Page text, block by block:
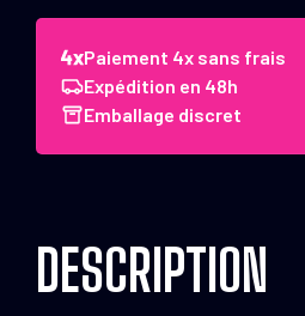
Carabine
Zastava
MO5
E2
Paiement 4x sans frais
Expédition en 48h
Emballage discret
DESCRIPTION